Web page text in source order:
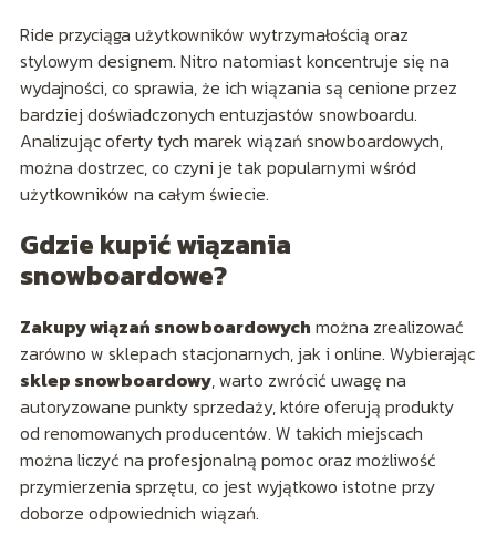
Ride przyciąga użytkowników wytrzymałością oraz
stylowym designem. Nitro natomiast koncentruje się na
wydajności, co sprawia, że ich wiązania są cenione przez
bardziej doświadczonych entuzjastów snowboardu.
Analizując oferty tych marek wiązań snowboardowych,
można dostrzec, co czyni je tak popularnymi wśród
użytkowników na całym świecie.
Gdzie kupić wiązania
snowboardowe?
Zakupy wiązań snowboardowych można zrealizować
zarówno w sklepach stacjonarnych, jak i online. Wybierając
sklep snowboardowy, warto zwrócić uwagę na
autoryzowane punkty sprzedaży, które oferują produkty
od renomowanych producentów. W takich miejscach
można liczyć na profesjonalną pomoc oraz możliwość
przymierzenia sprzętu, co jest wyjątkowo istotne przy
doborze odpowiednich wiązań.